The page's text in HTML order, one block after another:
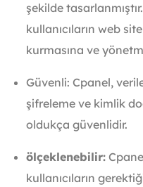
şekilde
kullanıcıların web
kurmasına ve
Güvenli: Cpanel,
şifreleme ve kimlik
oldukça güvenlidir.
ölçeklenebilir:
kullanıcıların